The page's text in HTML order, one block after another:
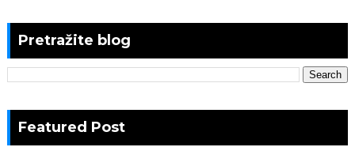
Pretražite blog
Featured Post